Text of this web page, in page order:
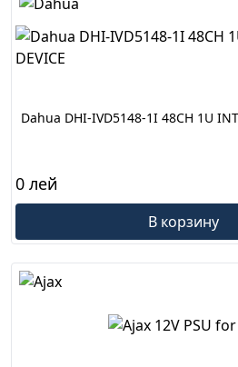
Dahua DHI-IVD5148-1I 48CH 1U
0 лей
В корзину